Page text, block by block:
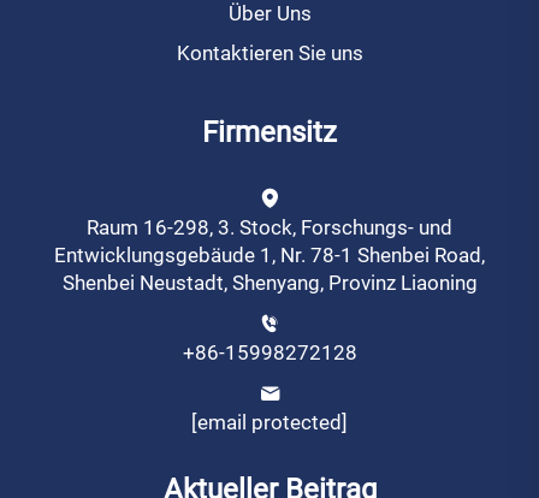
Über Uns
Kontaktieren Sie uns
Firmensitz
Raum 16-298, 3. Stock, Forschungs- und
Entwicklungsgebäude 1, Nr. 78-1 Shenbei Road,
Shenbei Neustadt, Shenyang, Provinz Liaoning
+86-15998272128
[email protected]
Aktueller Beitrag